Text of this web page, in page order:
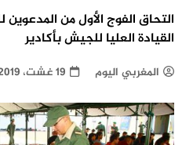
التحاق الفوج الأول من
القيادة العليا للجيش بأكادير
المغربي اليوم 19 غشت، 2019